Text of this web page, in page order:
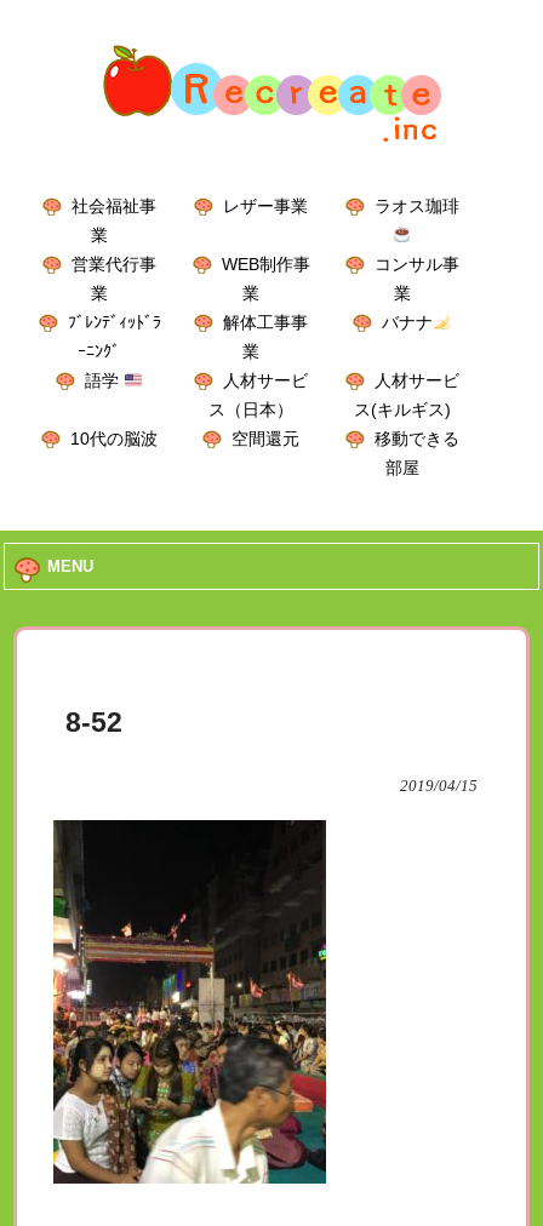
社会福祉事
業
レザー事業 ラオス珈琲
営業代行事
業
WEB制作事
業
コンサル事
業
ﾌﾞﾚﾝﾃﾞｨｯﾄﾞﾗ
ｰﾆﾝｸﾞ
解体工事事
業
バナナ
語学
人材サービ
ス（日本）
人材サービ
ス(キルギス)
10代の脳波
空間還元
移動できる
部屋
MENU
8-52
2019/04/15